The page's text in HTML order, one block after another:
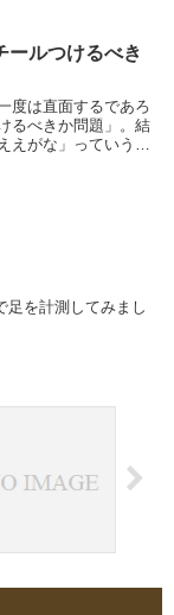
けどね。さてさて、
ールつけるべき
度は直面するであろ
るべきか問題」。結
えがな」っていう話
足を計測してみまし